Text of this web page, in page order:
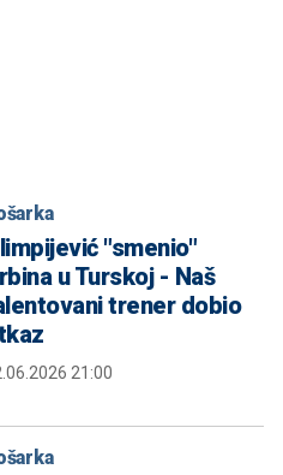
"smenio"
u Turskoj - Naš
trener dobio
21:00